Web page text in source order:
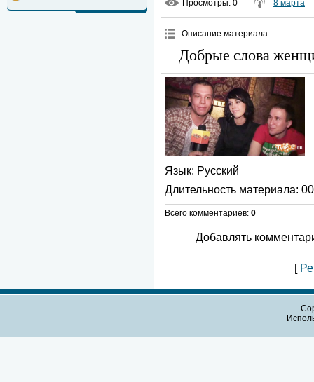
Просмотры: 0 8 марта
Описание материала:
Добрые слова
Язык: Русский
Длительность материала:
Всего комментариев: 0
Добавлять
[